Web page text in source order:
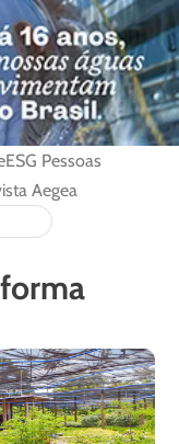
ESG Pessoas
Aegea